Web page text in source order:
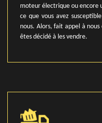
moteur électrique ou encore
ce que vous avez
nous. Alors, fait appel à
êtes décidé à les vendre.